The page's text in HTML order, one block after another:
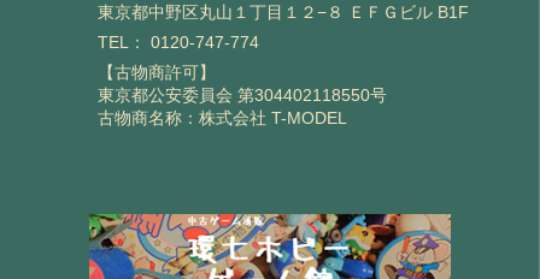
東京都中野区丸山１丁目１２−８ ＥＦＧビル B1F
TEL： 0120-747-774
【古物商許可】
東京都公安委員会 第304402118550号
古物商名称：株式会社 T-MODEL